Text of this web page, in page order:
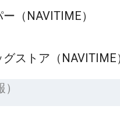
（NAVITIME）
グストア（NAVITIME